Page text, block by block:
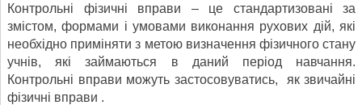
Контрольні фізичні вправи – це стандартизовані за
змістом, формами і умовами виконання рухових дій, які
необхідно приміняти з метою визначення фізичного стану
учнів, які займаються в даний період навчання.
Контрольні вправи можуть застосовуватись, як звичайні
фізичні вправи .